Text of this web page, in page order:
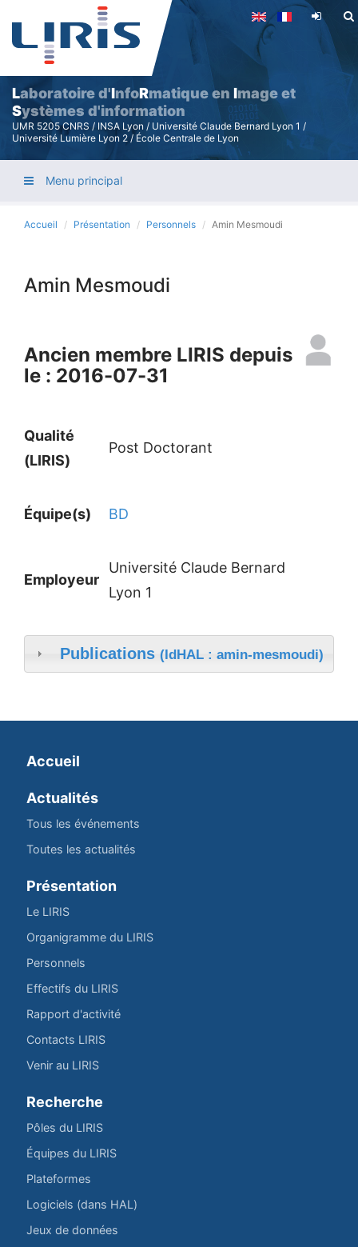
Aller
au
contenu
principal
Laboratoire d'InfoRmatique en Image et
Systèmes d'information
UMR 5205 CNRS / INSA Lyon / Université Claude Bernard Lyon 1 /
Université Lumière Lyon 2 / École Centrale de Lyon
Menu principal
Accueil Présentation Personnels Amin Mesmoudi
Amin Mesmoudi
Ancien membre LIRIS depuis
le : 2016-07-31
Qualité
(LIRIS)
Post Doctorant
Équipe(s) BD
Employeur
Université Claude Bernard
Lyon 1
Publications (IdHAL : amin-mesmoudi)
Accueil
Actualités
Tous les événements
Toutes les actualités
Présentation
Le LIRIS
Organigramme du LIRIS
Personnels
Effectifs du LIRIS
Rapport d'activité
Contacts LIRIS
Venir au LIRIS
Recherche
Pôles du LIRIS
Équipes du LIRIS
Plateformes
Logiciels (dans HAL)
Jeux de données